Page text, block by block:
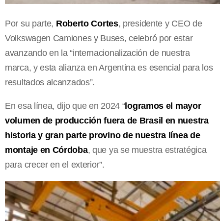
Por su parte, Roberto Cortes, presidente y CEO de
Volkswagen Camiones y Buses, celebró por estar
avanzando en la “internacionalización de nuestra
marca, y esta alianza en Argentina es esencial para los
resultados alcanzados”.
En esa línea, dijo que en 2024 “logramos el mayor
volumen de producción fuera de Brasil en nuestra
historia y gran parte provino de nuestra línea de
montaje en Córdoba, que ya se muestra estratégica
para crecer en el exterior”.